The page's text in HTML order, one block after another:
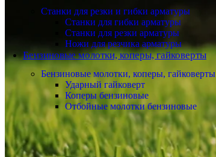
Станки для резки и гибки арматуры
Станки для гибки арматуры
Станки для резки арматуры
Ножи для резчика арматуры
Бензиновые молотки, коперы, гайковерты
Бензиновые молотки, коперы, гайковерты
Ударный гайковерт
Коперы бензиновые
Отбойные молотки бензиновые